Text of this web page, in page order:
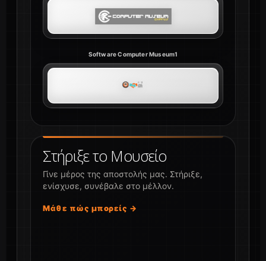
Software Computer Museum1
Στήριξε το Μουσείο
Γίνε μέρος της αποστολής μας. Στήριξε,
ενίσχυσε, συνέβαλε στο μέλλον.
Μάθε πώς μπορείς →